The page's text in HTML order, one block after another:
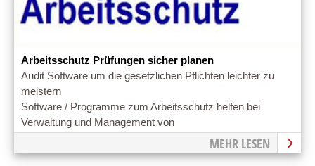
Arbeitsschutz Prüfungen sicher planen
Audit Software um die gesetzlichen Pflichten leichter zu
meistern
Software / Programme zum Arbeitsschutz helfen bei
Verwaltung und Management von
MEHR LESEN